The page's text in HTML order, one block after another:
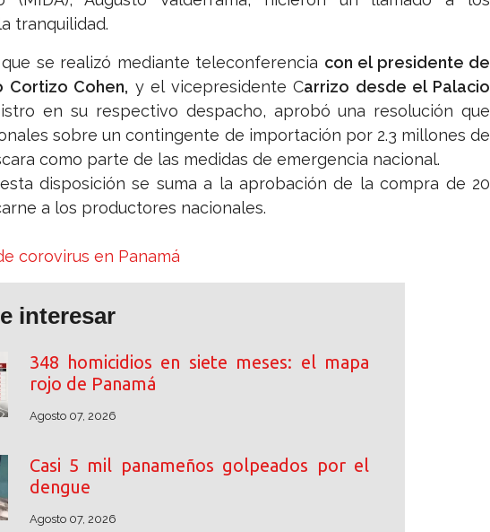
tranquilidad.
se realizó mediante teleconferencia con el presidente de
Cortizo Cohen, y el vicepresidente Carrizo desde el Palacio
en su respectivo despacho, aprobó una resolución que
sobre un contingente de importación por 2.3 millones de
como parte de las medidas de emergencia nacional.
disposición se suma a la aprobación de la compra de 20
a los productores nacionales.
corovirus en Panamá
interesar
348 homicidios en siete meses: el mapa
rojo de Panamá
Agosto 07, 2026
Casi 5 mil panameños golpeados por el
dengue
Agosto 07, 2026